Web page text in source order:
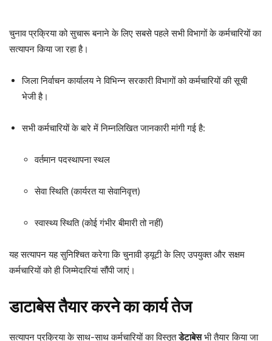
चुनाव प्रक्रिया को सुचारू बनाने के लिए सबसे पहले सभी विभागों के कर्मचारियों का
सत्यापन किया जा रहा है।
जिला निर्वाचन कार्यालय ने विभिन्न सरकारी विभागों को कर्मचारियों की सूची
भेजी है।
सभी कर्मचारियों के बारे में निम्नलिखित जानकारी मांगी गई है:
वर्तमान पदस्थापना स्थल
सेवा स्थिति (कार्यरत या सेवानिवृत्त)
स्वास्थ्य स्थिति (कोई गंभीर बीमारी तो नहीं)
यह सत्यापन यह सुनिश्चित करेगा कि चुनावी ड्यूटी के लिए उपयुक्त और सक्षम
कर्मचारियों को ही जिम्मेदारियां सौंपी जाएं।
डाटाबेस तैयार करने का कार्य तेज
सत्यापन प्रक्रिया के साथ-साथ कर्मचारियों का विस्तृतडेटाबेसभी तैयार किया जा